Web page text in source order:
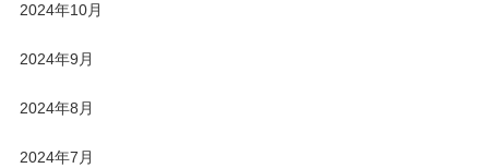
2024年10月
2024年9月
2024年8月
2024年7月